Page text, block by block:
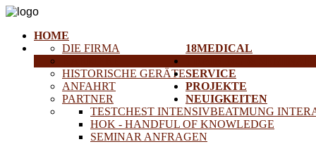
HOME
18MEDICAL
DIE FIRMA
HISTORISCHE GERÄTE
ANFAHRT
PARTNER
TESTCHEST INTENSIVBEATMUNG
HOK - HANDFUL OF KNOWLEDGE
SEMINAR ANFRAGEN
SERVICE
PROJEKTE
NEUIGKEITEN